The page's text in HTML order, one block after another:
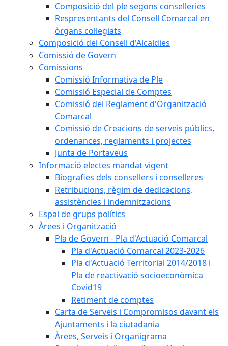
Composició del ple segons conselleries
Respresentants del Consell Comarcal en
òrgans col·legiats
Composició del Consell d'Alcaldies
Comissió de Govern
Comissions
Comissió Informativa de Ple
Comissió Especial de Comptes
Comissió del Reglament d'Organització
Comarcal
Comissió de Creacions de serveis públics,
ordenances, reglaments i projectes
Junta de Portaveus
Informació electes mandat vigent
Biografies dels consellers i conselleres
Retribucions, règim de dedicacions,
assistències i indemnitzacions
Espai de grups polítics
Àrees i Organització
Pla de Govern - Pla d'Actuació Comarcal
Pla d'Actuació Comarcal 2023-2026
Pla d'Actuació Territorial 2014/2018 i
Pla de reactivació socioeconòmica
Covid19
Retiment de comptes
Carta de Serveis i Compromisos davant els
Ajuntaments i la ciutadania
Àrees, Serveis i Organigrama